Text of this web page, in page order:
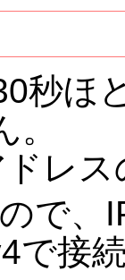
秒ほ
レ
で、
で接